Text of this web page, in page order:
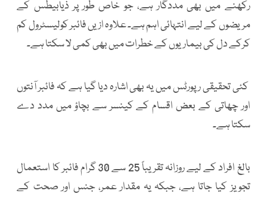
رکھنے میں بھی مددگار ہے، جو خاص طور پر ذیابیطس کے
مریضوں کے لیے انتہائی اہم ہے۔ علاوہ ازیں فائبر کولیسٹرول کم
کرکے دل کی بیماریوں کے خطرات میں بھی کمی لا سکتا ہے۔
کئی تحقیقی رپورٹس میں یہ بھی اشارہ دیا گیا ہے کہ فائبر آنتوں
اور چھاتی کے بعض اقسام کے کینسر سے بچاؤ میں مدد دے
سکتا ہے۔
بالغ افراد کے لیے روزانہ تقریباً 25 سے 30 گرام فائبر کا استعمال
تجویز کیا جاتا ہے، جبکہ یہ مقدار عمر، جنس اور صحت کے